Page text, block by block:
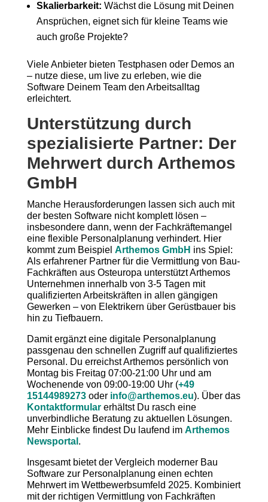
Skalierbarkeit: Wächst die Lösung mit Deinen
Ansprüchen, eignet sich für kleine Teams wie
auch große Projekte?
Viele Anbieter bieten Testphasen oder Demos an
– nutze diese, um live zu erleben, wie die
Software Deinem Team den Arbeitsalltag
erleichtert.
Unterstützung durch
spezialisierte Partner: Der
Mehrwert durch Arthemos
GmbH
Manche Herausforderungen lassen sich auch mit
der besten Software nicht komplett lösen –
insbesondere dann, wenn der Fachkräftemangel
eine flexible Personalplanung verhindert. Hier
kommt zum Beispiel Arthemos GmbH ins Spiel:
Als erfahrener Partner für die Vermittlung von Bau-
Fachkräften aus Osteuropa unterstützt Arthemos
Unternehmen innerhalb von 3-5 Tagen mit
qualifizierten Arbeitskräften in allen gängigen
Gewerken – von Elektrikern über Gerüstbauer bis
hin zu Tiefbauern.
Damit ergänzt eine digitale Personalplanung
passgenau den schnellen Zugriff auf qualifiziertes
Personal. Du erreichst Arthemos persönlich von
Montag bis Freitag 07:00-21:00 Uhr und am
Wochenende von 09:00-19:00 Uhr (+49
15144989273oder info@arthemos.eu). Über das
Kontaktformularerhältst Du rasch eine
unverbindliche Beratung zu aktuellen Lösungen.
Mehr Einblicke findest Du laufend im Arthemos
Newsportal .
Insgesamt bietet der Vergleich moderner Bau
Software zur Personalplanung einen echten
Mehrwert im Wettbewerbsumfeld 2025. Kombiniert
mit der richtigen Vermittlung von Fachkräften